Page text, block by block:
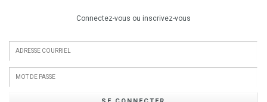
Connectez-vous ou inscrivez-vous